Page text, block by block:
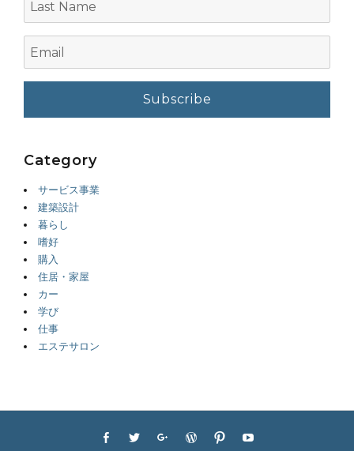
Name
Category
サービス事業
建築設計
暮らし
嗜好
購入
住居・家屋
カー
学び
仕事
エステサロン
Facebook
Twitter GoogleplusWordPress
Pinterest